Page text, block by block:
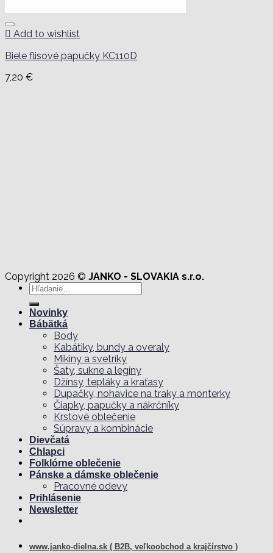
Add to wishlist
Biele flisové papučky KC110D
7,20 €
Copyright 2026 © JANKO - SLOVAKIA s.r.o.
Hľadať:
Novinky
Bábätká
Body
Kabátiky, bundy a overaly
Mikiny a svetríky
Šaty, sukne a legíny
Džínsy, tepláky a kraťasy
Dupačky, nohavice na traky a monterky
Čiapky, papučky a nákrčníky
Krstové oblečenie
Súpravy a kombinácie
Dievčatá
Chlapci
Folklórne oblečenie
Pánske a dámske oblečenie
Pracovné odevy
Prihlásenie
Newsletter
www.janko-dielna.sk ( B2B, veľkoobchod a krajčírstvo )